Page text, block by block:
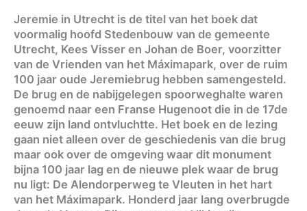
Jeremie in Utrecht is de titel van het boek dat
voormalig hoofd Stedenbouw van de gemeente
Utrecht, Kees Visser en Johan de Boer, voorzitter
van de Vrienden van het Máximapark, over de ruim
100 jaar oude Jeremiebrug hebben samengesteld.
De brug en de nabijgelegen spoorweghalte waren
genoemd naar een Franse Hugenoot die in de 17de
eeuw zijn land ontvluchtte. Het boek en de lezing
gaan niet alleen over de geschiedenis van die brug
maar ook over de omgeving waar dit monument
bijna 100 jaar lag en de nieuwe plek waar de brug
nu ligt: De Alendorperweg te Vleuten in het hart
van het Máximapark. Honderd jaar lang overbrugde